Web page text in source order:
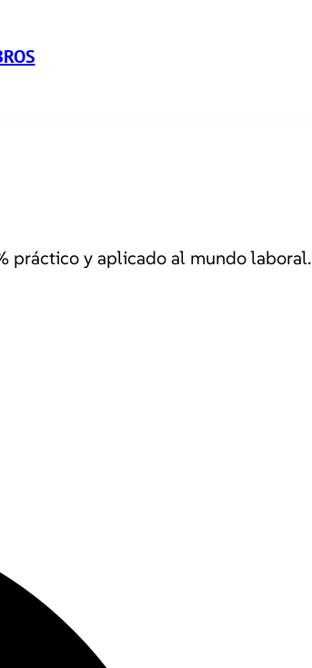
práctico y aplicado al mundo laboral.